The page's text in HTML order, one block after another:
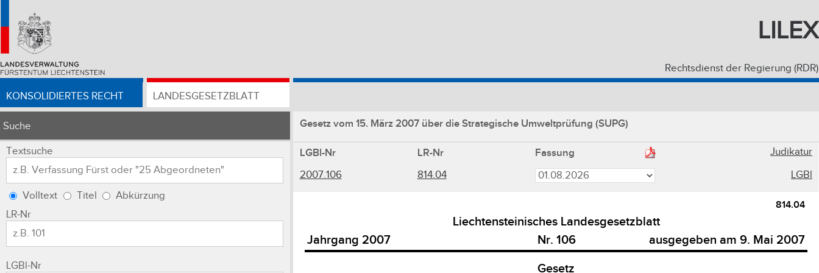
LILEX
Rechtsdienst der Regierung (RDR)
KONSOLIDIERTES RECHT LANDESGESETZBLATT
Suche
Textsuche
Volltext Titel
Abkürzung
LR-Nr
LGBl-Nr
Gesetz vom 15. März 2007 über die Strategische Umweltprüfung (SUPG)
LGBl-Nr LR-Nr Fassung
Judikatur
2007.106
814.04 LGBl